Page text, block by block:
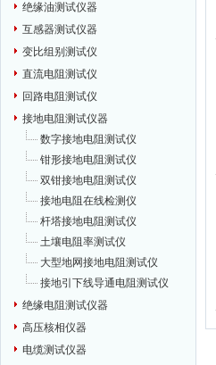
绝缘油测试仪器
互感器测试仪器
变比组别测试仪
直流电阻测试仪
回路电阻测试仪
接地电阻测试仪器
数字接地电阻测试仪
钳形接地电阻测试仪
双钳接地电阻测试仪
接地电阻在线检测仪
杆塔接地电阻测试仪
土壤电阻率测试仪
大型地网接地电阻测试仪
接地引下线导通电阻测试仪
绝缘电阻测试仪器
高压核相仪器
电缆测试仪器